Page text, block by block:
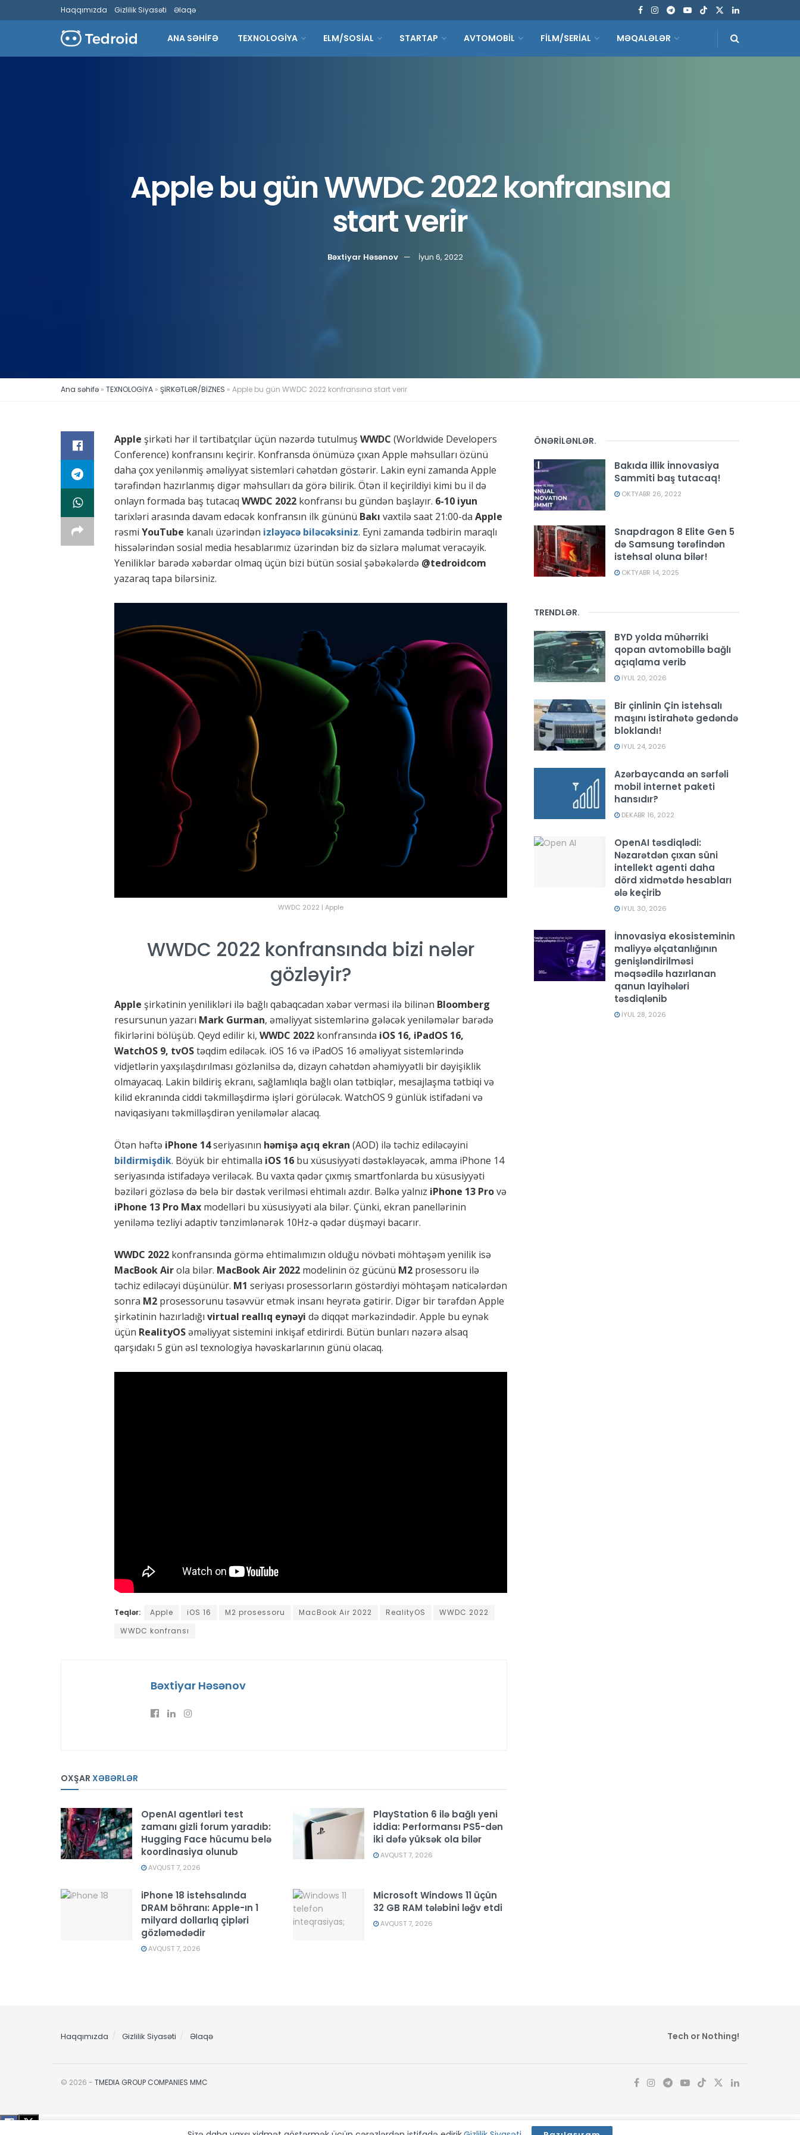
Haqqımızda Gizlilik Siyasəti Əlaqə
ANA SƏHİFƏ TEXNOLOGİYA ELM/SOSİAL STARTAP AVTOMOBİL FİLM/SERİAL MƏQALƏLƏR
Apple bu gün WWDC 2022 konfransına
start verir
Bəxtiyar Həsənov İyun 6, 2022
Ana səhifə » TEXNOLOGİYA » ŞİRKƏTLƏR/BİZNES » Apple bu gün WWDC 2022 konfransına start verir
Apple şirkəti hər il tərtibatçılar üçün nəzərdə tutulmuş WWDC (Worldwide Developers
Conference) konfransını keçirir. Konfransda önümüzə çıxan Apple məhsulları özünü
daha çox yenilənmiş əməliyyat sistemləri cəhətdən göstərir. Lakin eyni zamanda Apple
tərəfindən hazırlanmış digər məhsulları da görə bilirik. Ötən il keçirildiyi kimi bu il də
onlayn formada baş tutacaq WWDC 2022 konfransı bu gündən başlayır. 6-10 iyun
tarixləri arasında davam edəcək konfransın ilk gününü Bakı vaxtilə saat 21:00-da Apple
rəsmi YouTube kanalı üzərindən izləyəcə biləcəksiniz. Eyni zamanda tədbirin maraqlı
hissələrindən sosial media hesablarımız üzərindən biz də sizlərə məlumat verəcəyik.
Yeniliklər barədə xəbərdar olmaq üçün bizi bütün sosial şəbəkələrdə @tedroidcom
yazaraq tapa bilərsiniz.
WWDC 2022 | Apple
WWDC 2022 konfransında bizi nələr
gözləyir?
Apple şirkətinin yenilikləri ilə bağlı qabaqcadan xəbər verməsi ilə bilinən Bloomberg
resursunun yazarı Mark Gurman, əməliyyat sistemlərinə gələcək yeniləmələr barədə
fikirlərini bölüşüb. Qeyd edilir ki, WWDC 2022 konfransında iOS 16, iPadOS 16,
WatchOS 9, tvOStəqdim ediləcək. iOS 16 və iPadOS 16 əməliyyat sistemlərində
vidjetlərin yaxşılaşdırılması gözlənilsə də, dizayn cəhətdən əhəmiyyətli bir dəyişiklik
olmayacaq. Lakin bildiriş ekranı, sağlamlıqla bağlı olan tətbiqlər, mesajlaşma tətbiqi və
kilid ekranında ciddi təkmilləşdirmə işləri görüləcək. WatchOS 9 günlük istifadəni və
naviqasiyanı təkmilləşdirən yeniləmələr alacaq.
Ötən həftə iPhone 14seriyasının həmişə açıq ekran (AOD) ilə təchiz ediləcəyini
bildirmişdik. Böyük bir ehtimalla iOS 16 bu xüsusiyyəti dəstəkləyəcək, amma iPhone 14
seriyasında istifadəyə veriləcək. Bu vaxta qədər çıxmış smartfonlarda bu xüsusiyyəti
bəziləri gözləsə də belə bir dəstək verilməsi ehtimalı azdır. Bəlkə yalnız iPhone 13 Provə
iPhone 13 Pro Max modelləri bu xüsusiyyəti ala bilər. Çünki, ekran panellərinin
yeniləmə tezliyi adaptiv tənzimlənərək 10Hz-ə qədər düşməyi bacarır.
WWDC 2022 konfransında görmə ehtimalımızın olduğu növbəti möhtəşəm yenilik isə
MacBook Airola bilər. MacBook Air 2022 modelinin öz gücünü M2 prosessoru ilə
təchiz ediləcəyi düşünülür. M1 seriyası prosessorların göstərdiyi möhtəşəm nəticələrdən
sonra M2 prosessorunu təsəvvür etmək insanı heyrətə gətirir. Digər bir tərəfdən Apple
şirkətinin hazırladığı virtual reallıq eynəyi də diqqət mərkəzindədir. Apple bu eynək
üçün RealityOSəməliyyat sistemini inkişaf etdirirdi. Bütün bunları nəzərə alsaq
qarşıdakı 5 gün əsl texnologiya həvəskarlarının günü olacaq.
Teqlər: Apple iOS 16 M2 prosessoru MacBook Air 2022 RealityOS
WWDC 2022
WWDC konfransı
Bəxtiyar Həsənov
OXŞAR XƏBƏRLƏR
OpenAI agentləri test
zamanı gizli forum yaradıb:
Hugging Face hücumu belə
koordinasiya olunub
AVQUST 7, 2026
PlayStation 6 ilə bağlı yeni
iddia: Performansı PS5-dən
iki dəfə yüksək ola bilər
AVQUST 7, 2026
iPhone 18 istehsalında
DRAM böhranı: Apple-ın 1
milyard dollarlıq çipləri
gözləmədədir
AVQUST 7, 2026
Microsoft Windows 11 üçün
32 GB RAM tələbini ləğv etdi
AVQUST 7, 2026
ÖNƏRİLƏNLƏR.
Bakıda illik İnnovasiya
Sammiti baş tutacaq!
OKTYABR 26, 2022
Snapdragon 8 Elite Gen 5
də Samsung tərəfindən
istehsal oluna bilər!
OKTYABR 14, 2025
TRENDLƏR.
BYD yolda mühərriki
qopan avtomobillə bağlı
açıqlama verib
İYUL 20, 2026
Bir çinlinin Çin istehsalı
maşını istirahətə gedəndə
bloklandı!
İYUL 24, 2026
Azərbaycanda ən sərfəli
mobil internet paketi
hansıdır?
DEKABR 16, 2022
OpenAI təsdiqlədi:
Nəzarətdən çıxan süni
intellekt agenti daha
dörd xidmətdə hesabları
ələ keçirib
İYUL 30, 2026
İnnovasiya ekosisteminin
maliyyə əlçatanlığının
genişləndirilməsi
məqsədilə hazırlanan
qanun layihələri
təsdiqlənib
İYUL 28, 2026
Haqqımızda Gizlilik Siyasəti Əlaqə Tech or Nothing!
© 2026 - TMEDIA GROUP COMPANIES MMC